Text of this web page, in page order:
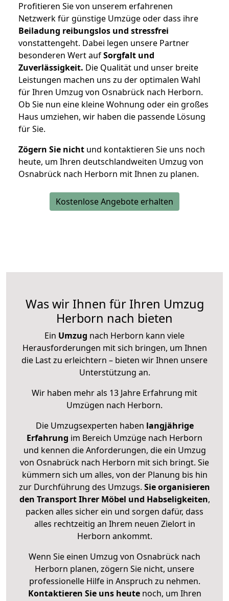
Profitieren Sie von unserem erfahrenen
Netzwerk für günstige Umzüge oder dass ihre
Beiladung reibungslos und stressfrei
vonstattengeht. Dabei legen unsere Partner
besonderen Wert aufSorgfalt und
Zuverlässigkeit. Die Qualität und unser breite
Leistungen machen uns zu der optimalen Wahl
für Ihren Umzug von Osnabrück nach Herborn.
Ob Sie nun eine kleine Wohnung oder ein großes
Haus umziehen, wir haben die passende Lösung
für Sie.
Zögern Sie nicht und kontaktieren Sie uns noch
heute, um Ihren deutschlandweiten Umzug von
Osnabrück nach Herborn mit Ihnen zu planen.
Kostenlose Angebote erhalten
Was wir Ihnen für Ihren Umzug
Herborn nach bieten
Ein Umzug nach Herborn kann viele
Herausforderungen mit sich bringen, um Ihnen
die Last zu erleichtern – bieten wir Ihnen unsere
Unterstützung an.
Wir haben mehr als 13 Jahre Erfahrung mit
Umzügen nach Herborn.
Die Umzugsexperten haben langjährige
Erfahrung im Bereich Umzüge nach Herborn
und kennen die Anforderungen, die ein Umzug
von Osnabrück nach Herborn mit sich bringt. Sie
kümmern sich um alles, von der Planung bis hin
zur Durchführung des Umzugs. Sie organisieren
den Transport Ihrer Möbel und Habseligkeiten,
packen alles sicher ein und sorgen dafür, dass
alles rechtzeitig an Ihrem neuen Zielort in
Herborn ankommt.
Wenn Sie einen Umzug von Osnabrück nach
Herborn planen, zögern Sie nicht, unsere
professionelle Hilfe in Anspruch zu nehmen.
Kontaktieren Sie uns heutenoch, um Ihren